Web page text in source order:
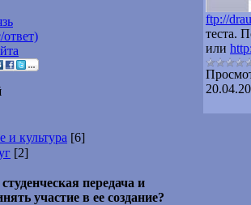
и культура [6]
[2]
передача и
участие в ее создание?
ftp://
теста.
или